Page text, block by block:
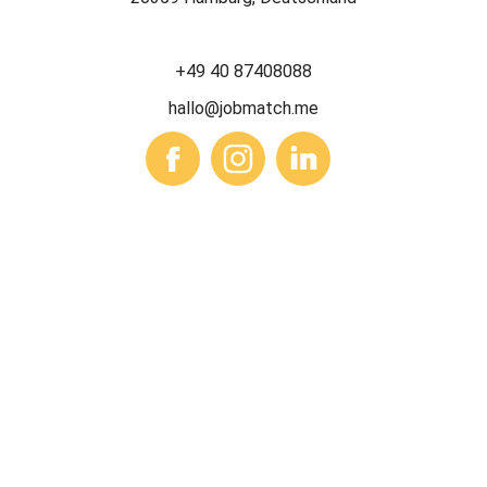
+49 40 87408088
hallo@jobmatch.me